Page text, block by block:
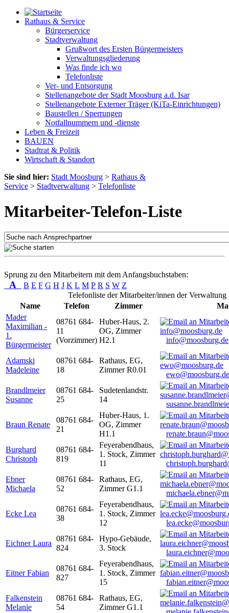
Rathaus & Service
Bürgerservice
Stadtverwaltung
Grußwort des Ersten Bürgermeisters
Verwaltungsgliederung
Was finde ich wo
Telefonliste
Ver- und Entsorgung
Stellenangebote der Stadt Moosburg a.d. Isar
Stellenangebote Externer Träger (KiTa-Einrichtungen)
Baustellen / Sperrungen
Notfallnummern und -dienste
Leben & Freizeit
BAUEN
Stadtrat & Politik
Wirtschaft & Standort
Sie sind hier: Stadt Moosburg > Rathaus &
Service > Stadtverwaltung > Telefonliste
Mitarbeiter-Telefon-Liste
Sprung zu den Mitarbeitern mit dem Anfangsbuchstaben:
A B E F G H J K L M P R S W Z
Telefonliste der Mitarbeiter/innen der Verwaltung
Name
Telefon Zimmer
Mader
Maximilian -
1.
Bürgermeister
08761 684-
11
(Vorzimmer)
Huber-Haus, 2.
OG, Zimmer
H2.1
info@moosburg.de
Adamski
Madeleine
08761 684-
18
Rathaus, EG,
Zimmer R0.01
ewo@moosburg.de
Brandlmeier
Susanne
08761 684-
25
Sudetenlandstr.
14
Braun Renate
08761 684-
21
Huber-Haus, 1.
OG, Zimmer
H1.1
Burghard
Christoph
08761 684-
819
Feyerabendhaus,
1. Stock, Zimmer
11
Ebner
Michaela
08761 684-
52
Rathaus, EG,
Zimmer G1.1
Ecke Lea
08761 684-
38
Feyerabendhaus,
1. Stock, Zimmer
12
Eichner Laura
08761 684-
824
Hypo-Gebäude,
3. Stock
Eitner Fabian
08761 684-
827
Feyerabendhaus,
1. Stock, Zimmer
15
Falkenstein
Melanie
08761 684-
54
Rathaus, EG,
Zimmer G1.1